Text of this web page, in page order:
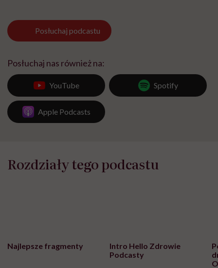
Posłuchaj podcastu
Posłuchaj nas również na:
YouTube Spotify
Apple Podcasts
Rozdziały tego podcastu
Najlepsze fragmenty
Intro Hello Zdrowie
Podcasty